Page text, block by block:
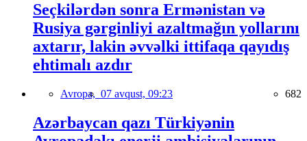
Seçkilərdən sonra Ermənistan və
Rusiya gərginliyi azaltmağın yollarını
axtarır, lakin əvvəlki ittifaqa qayıdış
ehtimalı azdır
Avropa, 07 avqust, 09:23 682
Azərbaycan qazı Türkiyənin